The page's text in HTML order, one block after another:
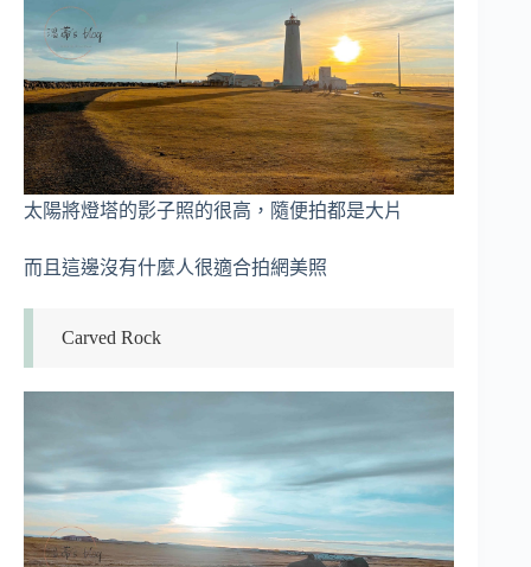
太陽將燈塔的影子照的很高，隨便拍都是大片
而且這邊沒有什麼人很適合拍網美照
Carved Rock